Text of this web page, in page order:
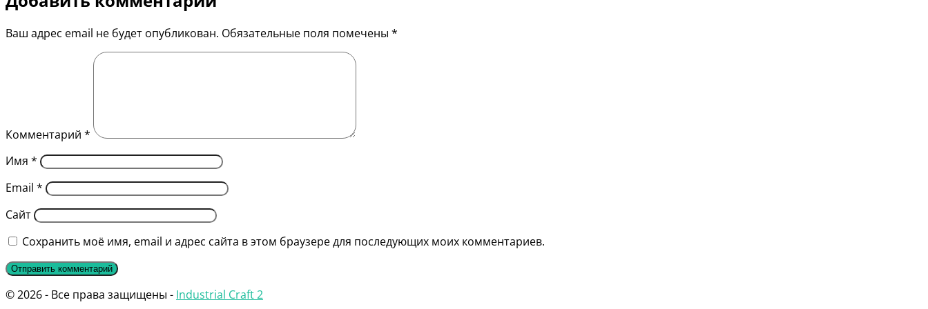
Ваш адрес email не будет опубликован. Обязательные поля помечены *
Комментарий *
Имя *
Email *
Сайт
Сохранить моё имя, email и адрес сайта в этом браузере для последующих моих комментариев.
© 2026 - Все права защищены - Industrial Craft 2